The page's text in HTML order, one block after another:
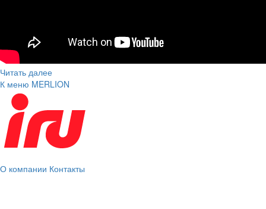
Читать далее
К меню MERLION
О компании Контакты